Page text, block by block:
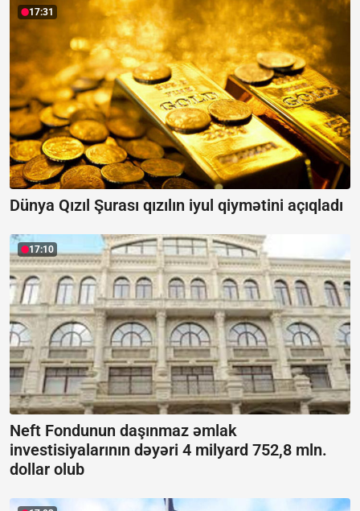
17:31
Dünya Qızıl Şurası qızılın iyul qiymətini açıqladı
17:10
Neft Fondunun daşınmaz əmlak
investisiyalarının dəyəri 4 milyard 752,8 mln.
dollar olub